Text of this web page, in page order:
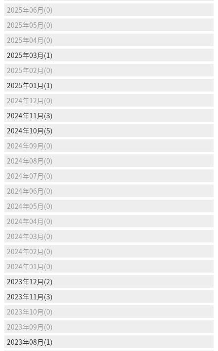
2025年06月(0)
2025年05月(0)
2025年04月(0)
2025年03月(1)
2025年02月(0)
2025年01月(1)
2024年12月(0)
2024年11月(3)
2024年10月(5)
2024年09月(0)
2024年08月(0)
2024年07月(0)
2024年06月(0)
2024年05月(0)
2024年04月(0)
2024年03月(0)
2024年02月(0)
2024年01月(0)
2023年12月(2)
2023年11月(3)
2023年10月(0)
2023年09月(0)
2023年08月(1)